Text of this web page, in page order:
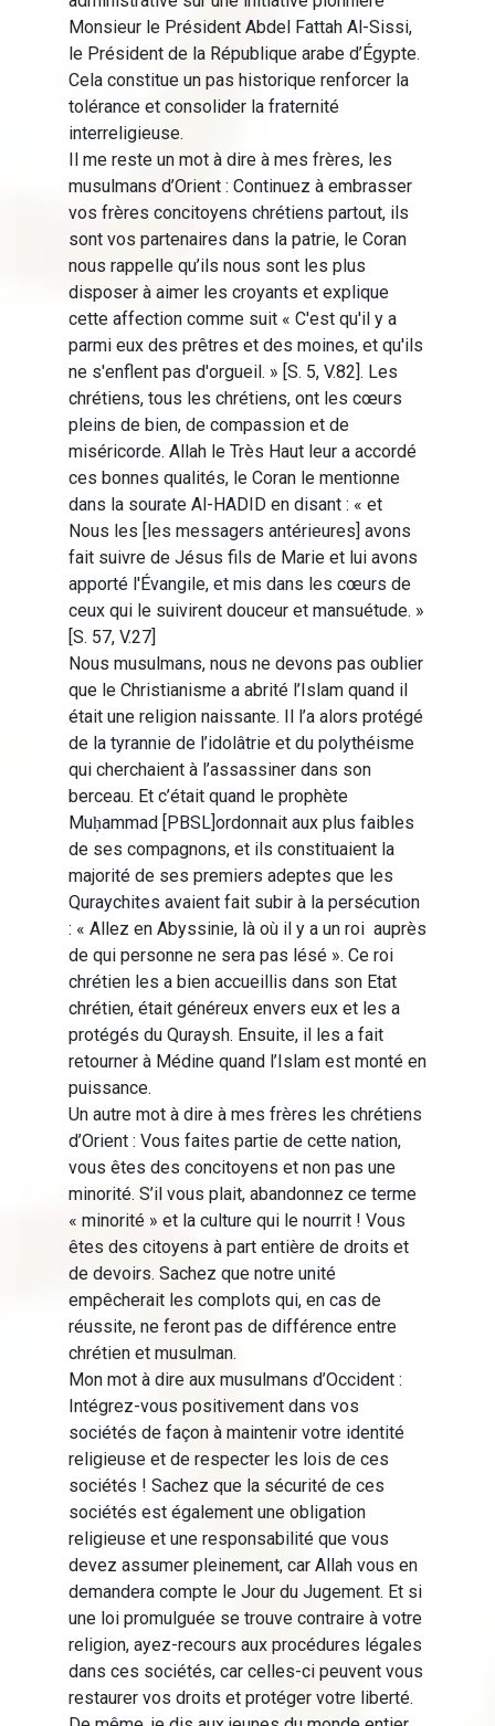
Monsieur le Président Abdel Fattah Al-Sissi,
le Président de la République arabe d’Égypte.
Cela constitue un pas historique renforcer la
tolérance et consolider la fraternité
interreligieuse.
Il me reste un mot à dire à mes frères, les
musulmans d’Orient : Continuez à embrasser
vos frères concitoyens chrétiens partout, ils
sont vos partenaires dans la patrie, le Coran
nous rappelle qu’ils nous sont les plus
disposer à aimer les croyants et explique
cette affection comme suit « C'est qu'il y a
parmi eux des prêtres et des moines, et qu'ils
ne s'enflent pas d'orgueil. » [S. 5, V.82]. Les
chrétiens, tous les chrétiens, ont les cœurs
pleins de bien, de compassion et de
miséricorde. Allah le Très Haut leur a accordé
ces bonnes qualités, le Coran le mentionne
dans la sourate Al-HADID en disant : « et
Nous les [les messagers antérieures] avons
fait suivre de Jésus fils de Marie et lui avons
apporté l'Évangile, et mis dans les cœurs de
ceux qui le suivirent douceur et mansuétude. »
[S. 57, V.27]
Nous musulmans, nous ne devons pas oublier
que le Christianisme a abrité l’Islam quand il
était une religion naissante. Il l’a alors protégé
de la tyrannie de l’idolâtrie et du polythéisme
qui cherchaient à l’assassiner dans son
berceau. Et c’était quand le prophète
Muḥammad [PBSL]ordonnait aux plus faibles
de ses compagnons, et ils constituaient la
majorité de ses premiers adeptes que les
Quraychites avaient fait subir à la persécution
: « Allez en Abyssinie, là où il y a un roi auprès
de qui personne ne sera pas lésé ». Ce roi
chrétien les a bien accueillis dans son Etat
chrétien, était généreux envers eux et les a
protégés du Quraysh. Ensuite, il les a fait
retourner à Médine quand l’Islam est monté en
puissance.
Un autre mot à dire à mes frères les chrétiens
d’Orient : Vous faites partie de cette nation,
vous êtes des concitoyens et non pas une
minorité. S’il vous plait, abandonnez ce terme
« minorité » et la culture qui le nourrit ! Vous
êtes des citoyens à part entière de droits et
de devoirs. Sachez que notre unité
empêcherait les complots qui, en cas de
réussite, ne feront pas de différence entre
chrétien et musulman.
Mon mot à dire aux musulmans d’Occident :
Intégrez-vous positivement dans vos
sociétés de façon à maintenir votre identité
religieuse et de respecter les lois de ces
sociétés ! Sachez que la sécurité de ces
sociétés est également une obligation
religieuse et une responsabilité que vous
devez assumer pleinement, car Allah vous en
demandera compte le Jour du Jugement. Et si
une loi promulguée se trouve contraire à votre
religion, ayez-recours aux procédures légales
dans ces sociétés, car celles-ci peuvent vous
restaurer vos droits et protéger votre liberté.